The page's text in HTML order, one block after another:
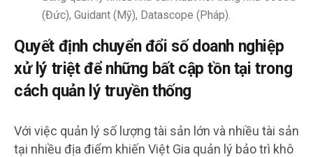
(Đức), Guidant (Mỹ), Datascope (Pháp).
Quyết định chuyển đổi số doanh nghiệp
xử lý triệt để những bất cập tồn tại trong
cách quản lý truyền thống
Với việc quản lý số lượng tài sản lớn và nhiều tài sản
tại nhiều địa điểm khiến Việt Gia quản lý bảo trì khô